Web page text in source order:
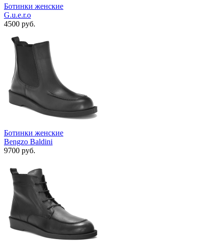
Ботинки женские
G.u.e.r.o
4500 руб.
Ботинки женские
Bengzo Baldini
9700 руб.